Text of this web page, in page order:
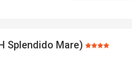
Splendido Mare) Ocena: